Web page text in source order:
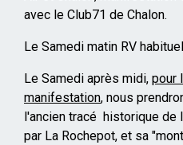
avec le Club71 de Chalon.
Le Samedi matin RV
Le Samedi après midi, pour
manifestation, nous
l'ancien tracé historique de
par La Rochepot, et sa